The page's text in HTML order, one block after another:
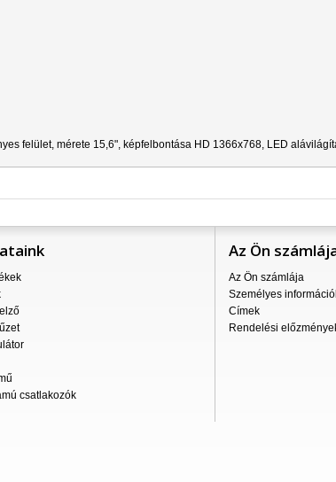
felület, mérete 15,6", képfelbontása HD 1366x768, LED
csatlakozók
Az Ön
Az Ön számlája
Személyes
Címek
Rendelési